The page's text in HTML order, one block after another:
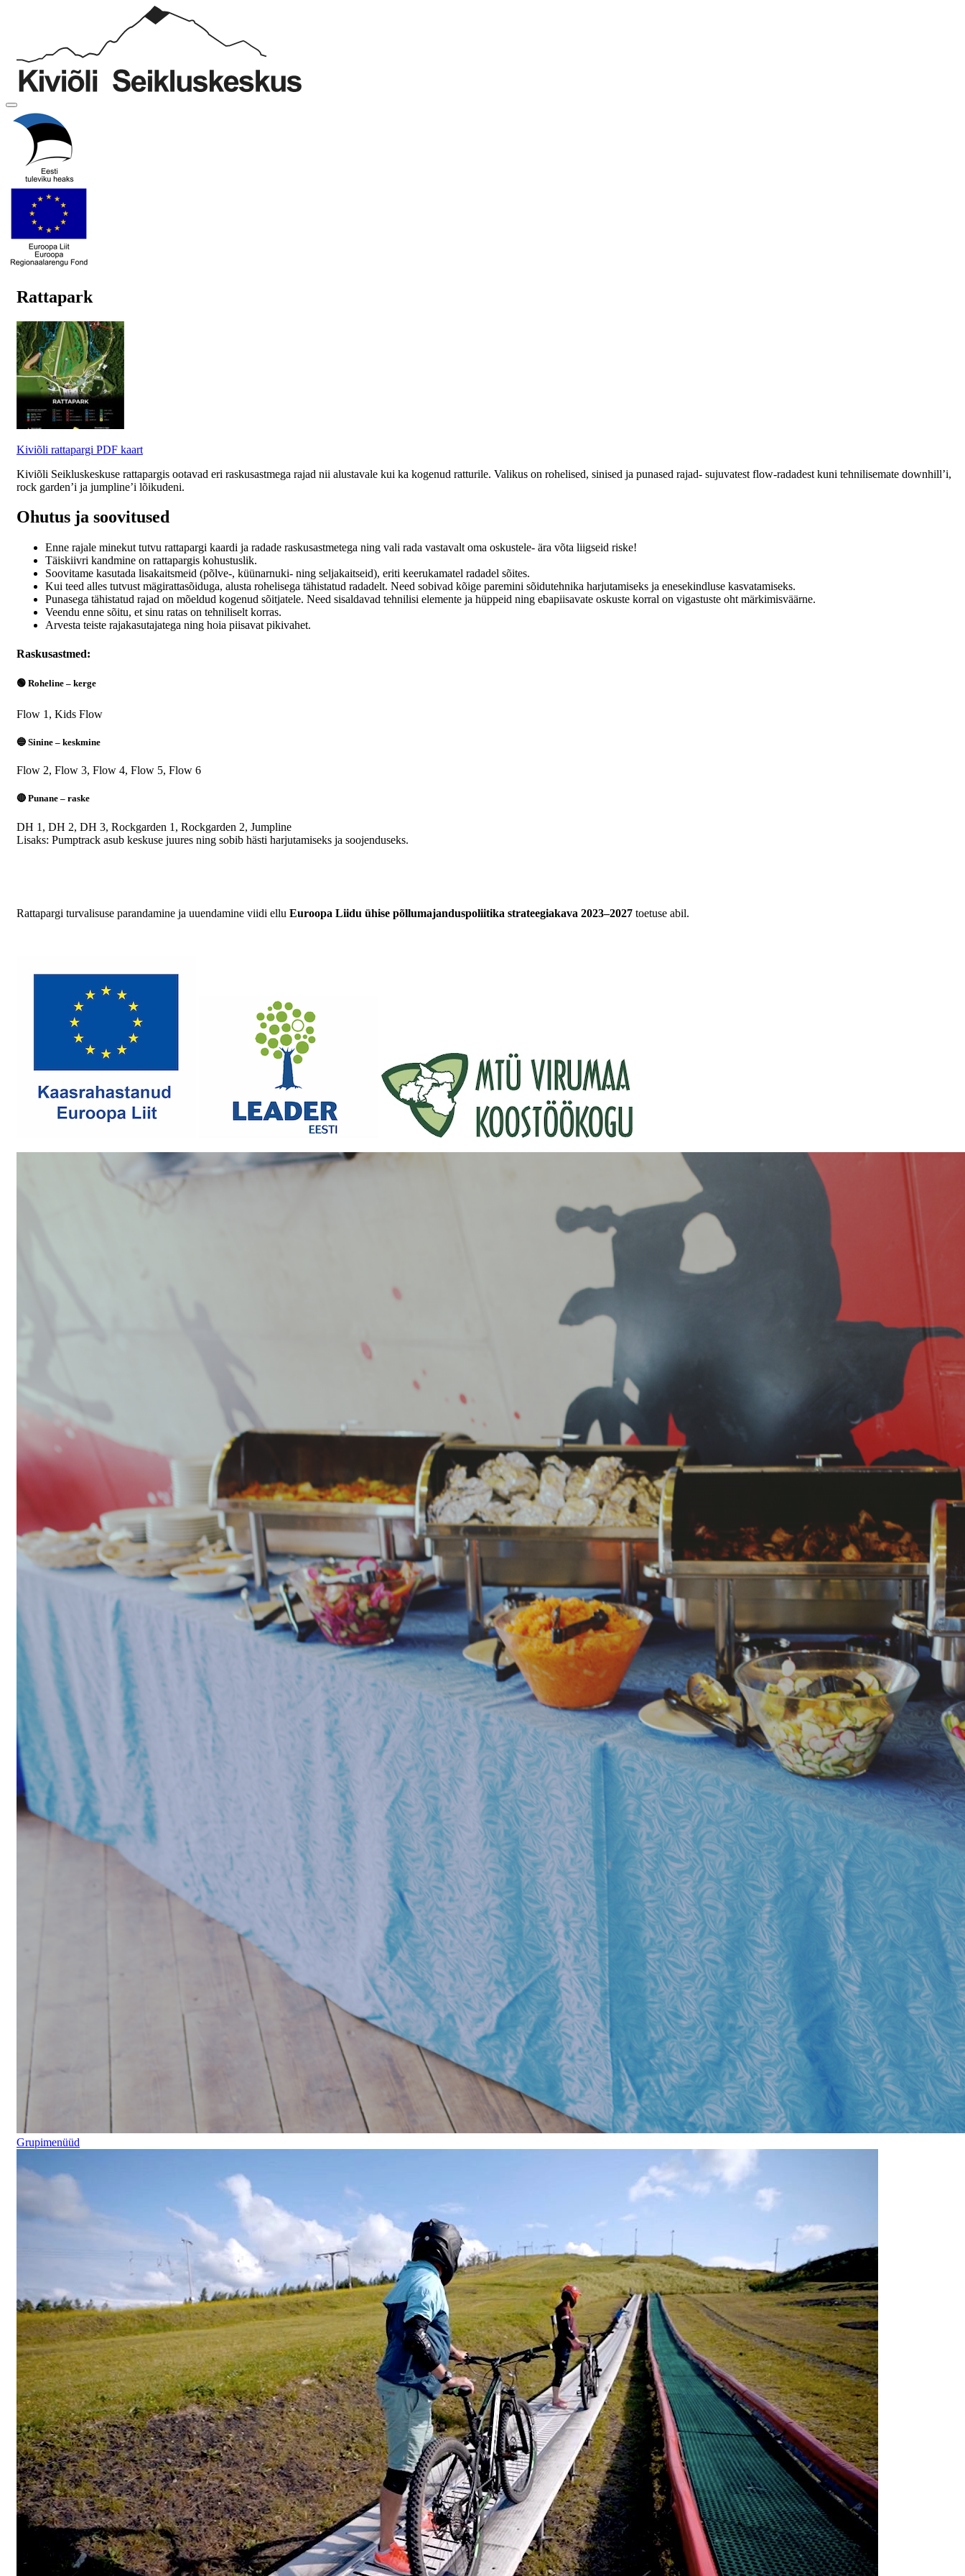
Rattapark
Kiviõli rattapargi PDF kaart
Kiviõli Seikluskeskuse rattapargis ootavad eri raskusastmega rajad nii alustavale kui ka kogenud ratturile. Valikus on rohelised, sinised ja punased rajad- sujuvatest flow-radadest kuni tehnilisemate downhill’i,
rock garden’i ja jumpline’i lõikudeni.
Ohutus ja soovitused
Enne rajale minekut tutvu rattapargi kaardi ja radade raskusastmetega ning vali rada vastavalt oma oskustele- ära võta liigseid riske!
Täiskiivri kandmine on rattapargis kohustuslik.
Soovitame kasutada lisakaitsmeid (põlve-, küünarnuki- ning seljakaitseid), eriti keerukamatel radadel sõites.
Kui teed alles tutvust mägirattasõiduga, alusta rohelisega tähistatud radadelt. Need sobivad kõige paremini sõidutehnika harjutamiseks ja enesekindluse kasvatamiseks.
Punasega tähistatud rajad on mõeldud kogenud sõitjatele. Need sisaldavad tehnilisi elemente ja hüppeid ning ebapiisavate oskuste korral on vigastuste oht märkimisväärne.
Veendu enne sõitu, et sinu ratas on tehniliselt korras.
Arvesta teiste rajakasutajatega ning hoia piisavat pikivahet.
Raskusastmed:
🟢 Roheline – kerge
Flow 1, Kids Flow
🔵 Sinine – keskmine
Flow 2, Flow 3, Flow 4, Flow 5, Flow 6
🔴 Punane – raske
DH 1, DH 2, DH 3, Rockgarden 1, Rockgarden 2, Jumpline
Lisaks: Pumptrack asub keskuse juures ning sobib hästi harjutamiseks ja soojenduseks.
Rattapargi turvalisuse parandamine ja uuendamine viidi ellu Euroopa Liidu ühise põllumajanduspoliitika strateegiakava 2023–2027 toetuse abil.
Grupimenüüd